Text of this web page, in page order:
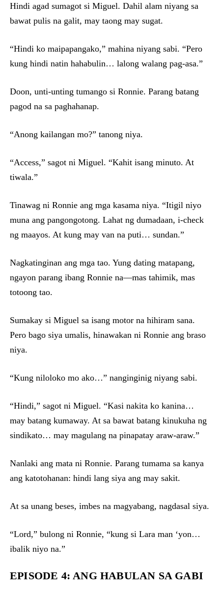
Hindi agad sumagot si Miguel. Dahil alam niyang sa
bawat pulis na galit, may taong may sugat.
“Hindi ko maipapangako,” mahina niyang sabi. “Pero
kung hindi natin hahabulin… lalong walang pag-asa.”
Doon, unti-unting tumango si Ronnie. Parang batang
pagod na sa paghahanap.
“Anong kailangan mo?” tanong niya.
“Access,” sagot ni Miguel. “Kahit isang minuto. At
tiwala.”
Tinawag ni Ronnie ang mga kasama niya. “Itigil niyo
muna ang pangongotong. Lahat ng dumadaan, i-check
ng maayos. At kung may van na puti… sundan.”
Nagkatinginan ang mga tao. Yung dating matapang,
ngayon parang ibang Ronnie na—mas tahimik, mas
totoong tao.
Sumakay si Miguel sa isang motor na hihiram sana.
Pero bago siya umalis, hinawakan ni Ronnie ang braso
niya.
“Kung niloloko mo ako…” nanginginig niyang sabi.
“Hindi,” sagot ni Miguel. “Kasi nakita ko kanina…
may batang kumaway. At sa bawat batang kinukuha ng
sindikato… may magulang na pinapatay araw-araw.”
Nanlaki ang mata ni Ronnie. Parang tumama sa kanya
ang katotohanan: hindi lang siya ang may sakit.
At sa unang beses, imbes na magyabang, nagdasal siya.
“Lord,” bulong ni Ronnie, “kung si Lara man ‘yon…
ibalik niyo na.”
EPISODE 4: ANG HABULAN SA GABI